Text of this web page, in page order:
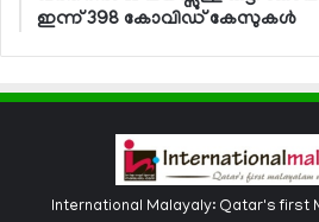
ഇന്ന് 398 കോവിഡ് കേസുകള്‍
International Malayaly: Qatar's first